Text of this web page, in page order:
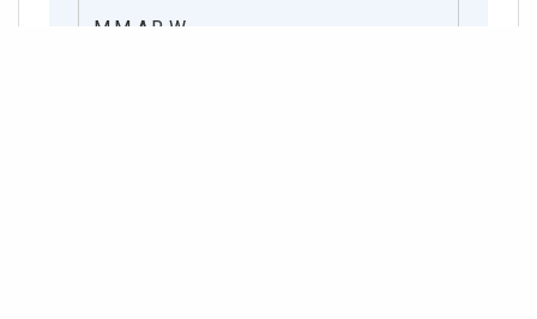
M M A R W